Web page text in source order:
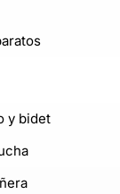
y bidet